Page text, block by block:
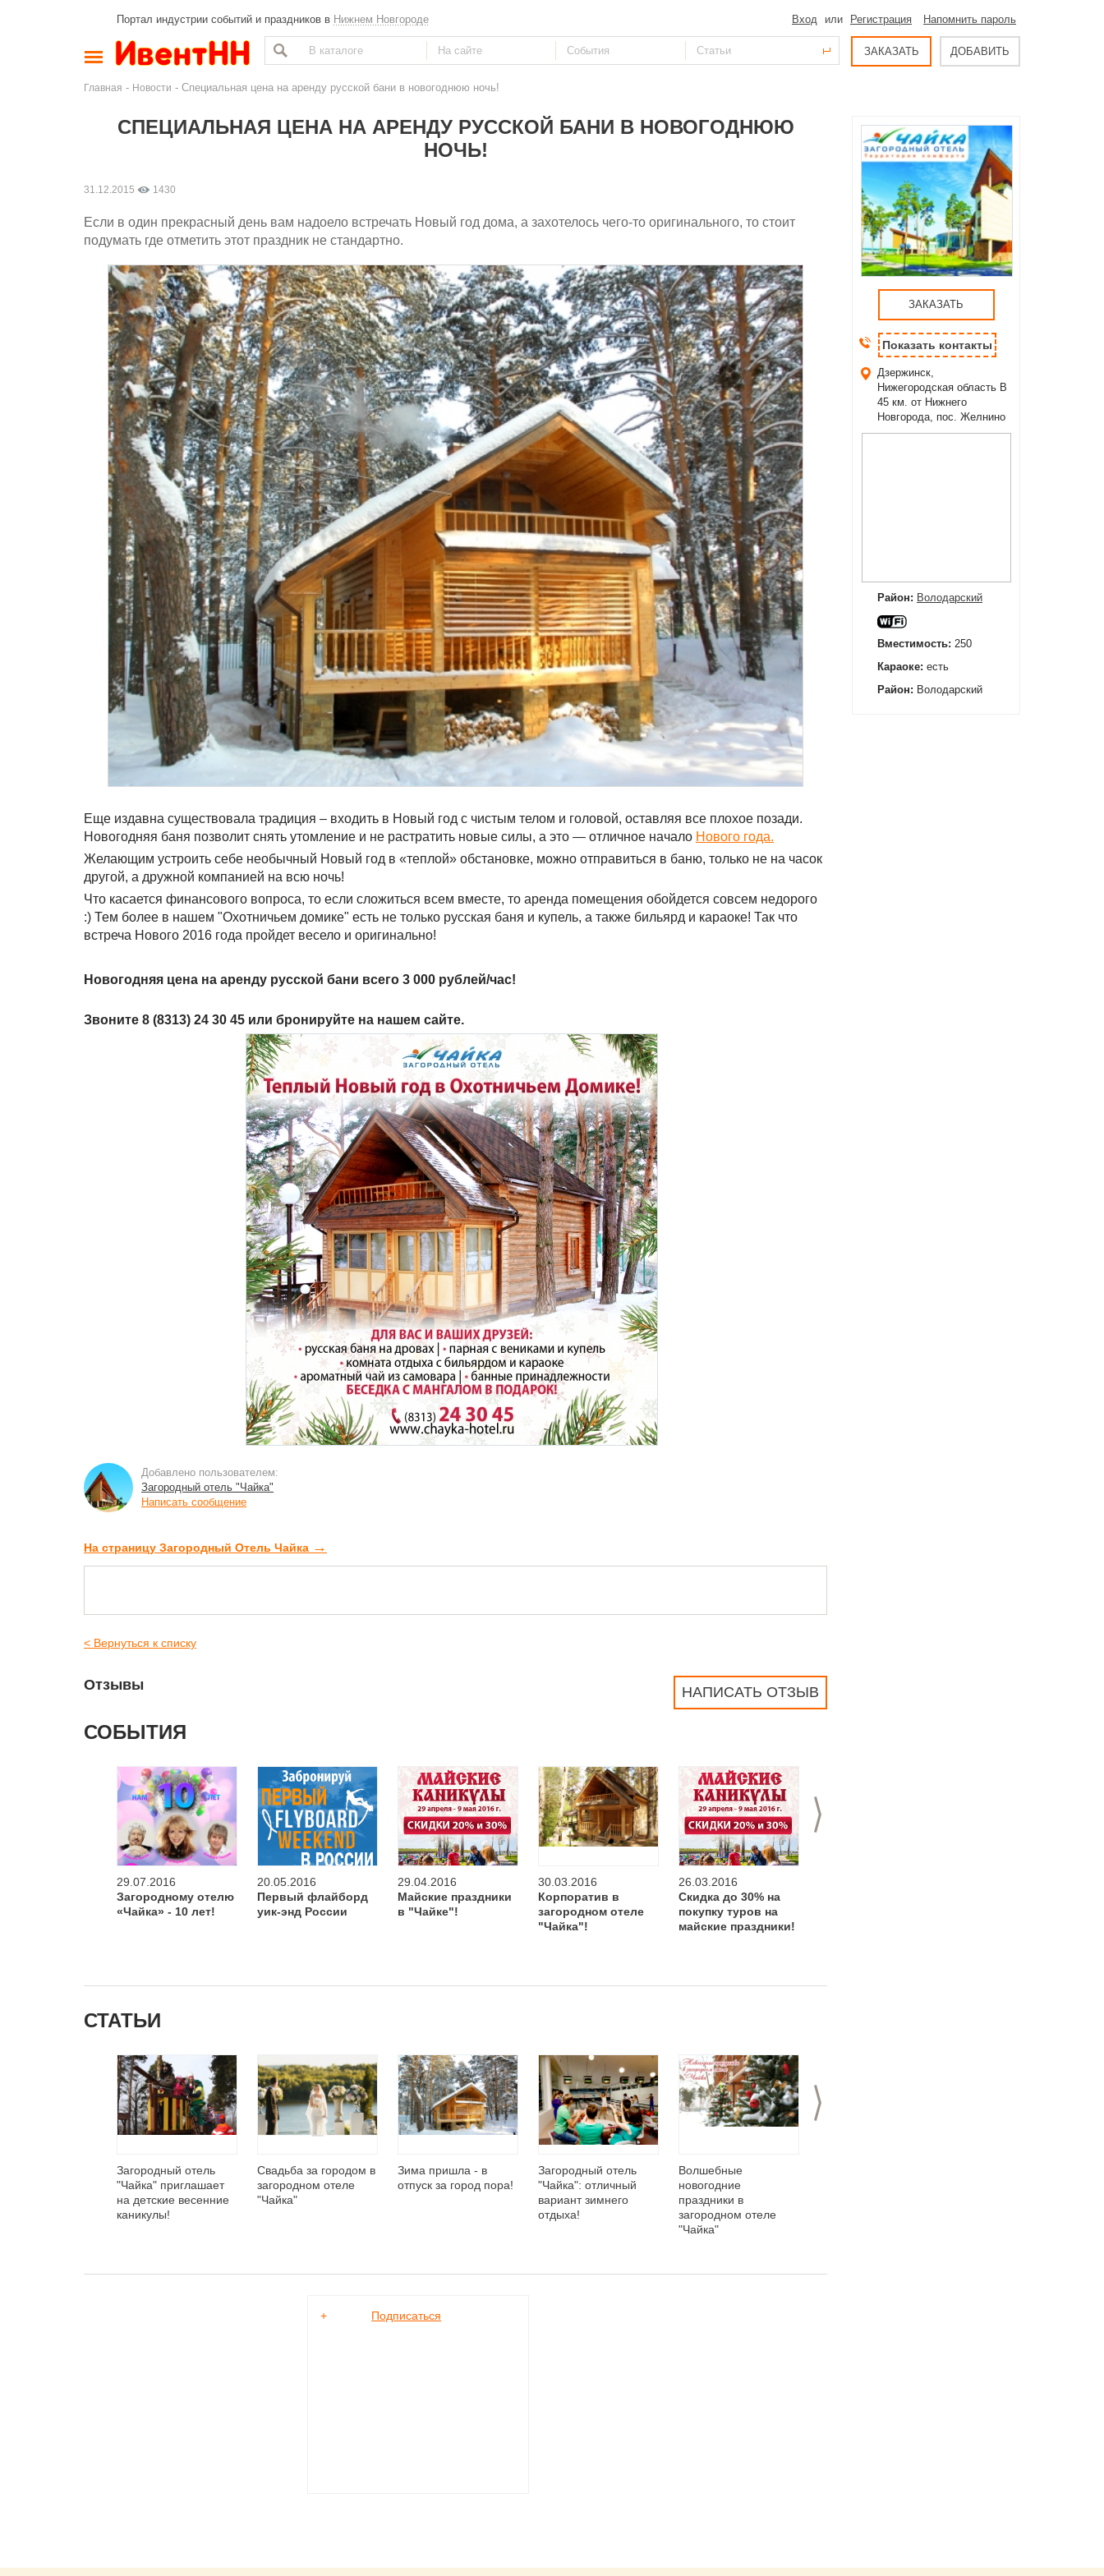
Портал индустрии событий и праздников в Нижнем Новгороде Вход или Регистрация Напомнить пароль
ЗАКАЗАТЬ ДОБАВИТЬ
Главная - Новости - Специальная цена на аренду русской бани в новогоднюю ночь!
СПЕЦИАЛЬНАЯ ЦЕНА НА АРЕНДУ РУССКОЙ БАНИ В НОВОГОДНЮЮ
НОЧЬ!
31.12.2015 1430
Если в один прекрасный день вам надоело встречать Новый год дома, а захотелось чего-то оригинального, то стоит
подумать где отметить этот праздник не стандартно.
Еще издавна существовала традиция – входить в Новый год с чистым телом и головой, оставляя все плохое позади.
Новогодняя баня позволит снять утомление и не растратить новые силы, а это — отличное начало Нового года.
Желающим устроить себе необычный Новый год в «теплой» обстановке, можно отправиться в баню, только не на часок
другой, а дружной компанией на всю ночь!
Что касается финансового вопроса, то если сложиться всем вместе, то аренда помещения обойдется совсем недорого
:) Тем более в нашем "Охотничьем домике" есть не только русская баня и купель, а также бильярд и караоке! Так что
встреча Нового 2016 года пройдет весело и оригинально!
Новогодняя цена на аренду русской бани всего 3 000 рублей/час!
Звоните 8 (8313) 24 30 45 или бронируйте на нашем сайте.
Добавлено пользователем:
Загородный отель "Чайка"
Написать сообщение
На страницу Загородный Отель Чайка →
< Вернуться к списку
НАПИСАТЬ ОТЗЫВ
Отзывы
СОБЫТИЯ
>
29.07.2016
Загородному отелю
«Чайка» - 10 лет!
20.05.2016
Первый флайборд
уик-энд России
29.04.2016
Майские праздники
в "Чайке"!
30.03.2016
Корпоратив в
загородном отеле
"Чайка"!
26.03.2016
Скидка до 30% на
покупку туров на
майские праздники!
СТАТЬИ
>
Загородный отель
"Чайка" приглашает
на детские весенние
каникулы!
Свадьба за городом в
загородном отеле
"Чайка"
Зима пришла - в
отпуск за город пора!
Загородный отель
"Чайка": отличный
вариант зимнего
отдыха!
Волшебные
новогодние
праздники в
загородном отеле
"Чайка"
+ Подписаться
ЗАКАЗАТЬ
Показать контакты
Дзержинск,
Нижегородская область В
45 км. от Нижнего
Новгорода, пос. Желнино
Район: Володарский
Вместимость: 250
Караоке: есть
Район: Володарский